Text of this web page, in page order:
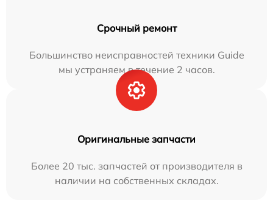
Срочный ремонт
Большинство неисправностей техники Guide
мы устраняем в течение 2 часов.
Оригинальные запчасти
Более 20 тыс. запчастей от производителя в
наличии на собственных складах.